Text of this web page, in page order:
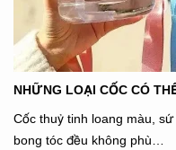
NHỮNG LOẠI CỐC CÓ
Cốc thuỷ tinh loang màu,
bong tóc đều không phù…